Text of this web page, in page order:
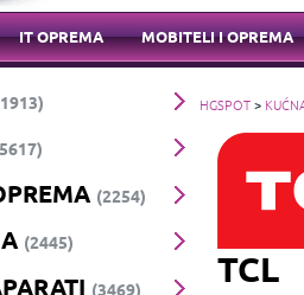
IT OPREMA MOBITELI I OPREMA
(2254)
(2445)
(3469)
HGSPOT>
TCL